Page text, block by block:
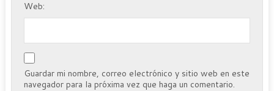
Web:
Guardar mi nombre, correo electrónico y sitio web en este
navegador para la próxima vez que haga un comentario.